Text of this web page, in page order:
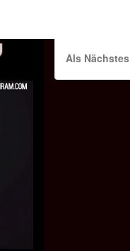
Als Nächstes